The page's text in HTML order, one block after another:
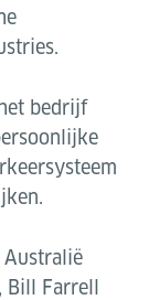
bedrijf
Australië
Bill Farrell